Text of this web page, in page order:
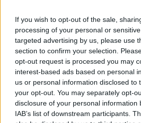
If you wish to opt-out of the sale,
processing of your personal or
targeted advertising by us, please use
section to confirm your selection.
opt-out request is processed you may
interest-based ads based on personal
us or personal information disclosed to
your opt-out. You may separately opt-
disclosure of your personal information
IAB’s list of downstream participants.
Országos hírek
Kecskeméten is szakirányú